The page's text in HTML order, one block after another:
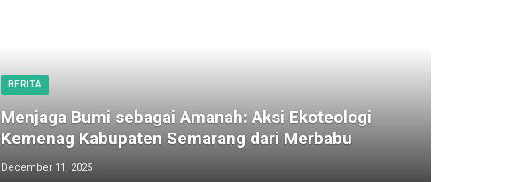
BERITA
Menjaga Bumi sebagai Amanah: Aksi Ekoteologi
Kemenag Kabupaten Semarang dari Merbabu
December 11, 2025